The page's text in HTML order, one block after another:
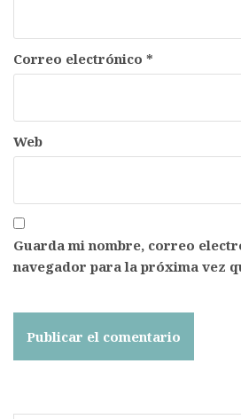
Correo electrónico *
Web
Guarda mi nombre, correo
navegador para la próxima vez